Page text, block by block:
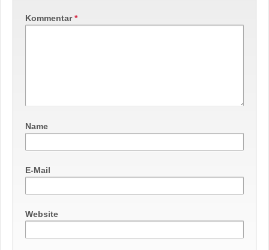
Kommentar*
Name
E-Mail
Website